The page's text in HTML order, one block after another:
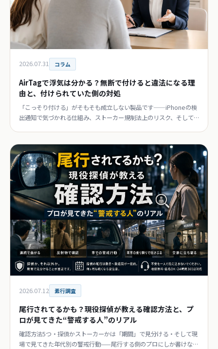
2026.07.31 コラム
AirTagで浮気は分かる？無断で付けると違法になる理
由と、付けられていた側の対処
「こっそり付ける」がそもそも成立しない製品です——iPhoneの検
出通知で気づかれる仕組み、ストーカー規制法上のリスク、そして
2026.07.12 素行調査
尾行されてるかも？現役探偵が教える確認方法と、プ
ロが見てきた“警戒する人”のリアル
確認方法5つ・探偵かストーカーかは「期間」で見分ける・そして現
場で見てきた年代別の警戒行動——尾行する側のプロにしか書けない